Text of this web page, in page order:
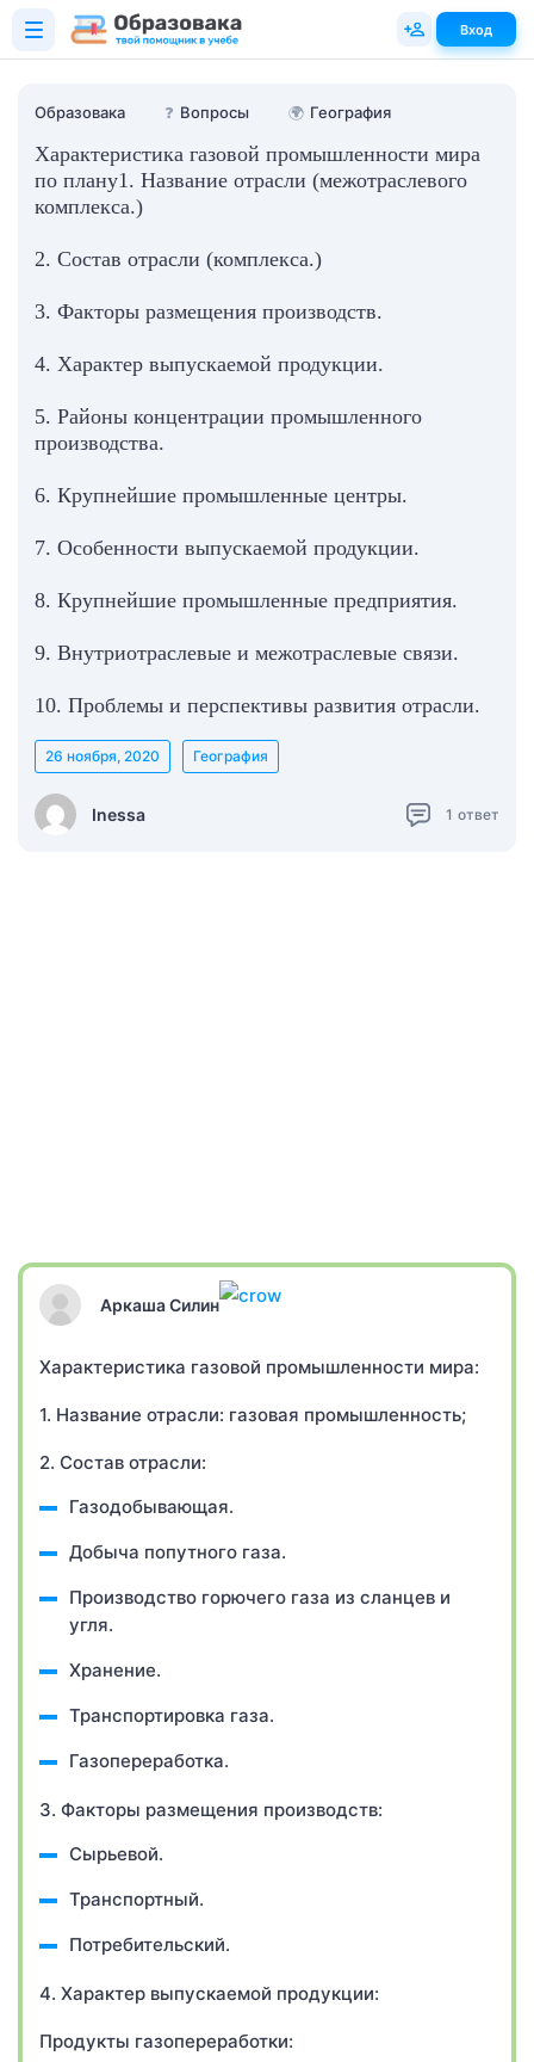
Образовака ❓ Вопросы 🌍 География
Характеристика газовой промышленности мира
по плану1. Название отрасли (межотраслевого
комплекса.)
2. Состав отрасли (комплекса.)
3. Факторы размещения производств.
4. Характер выпускаемой продукции.
5. Районы концентрации промышленного
производства.
6. Крупнейшие промышленные центры.
7. Особенности выпускаемой продукции.
8. Крупнейшие промышленные предприятия.
9. Внутриотраслевые и межотраслевые связи.
10. Проблемы и перспективы развития отрасли.
Inessa
26 ноября, 2020 География
1 ответ
Аркаша Силин
Характеристика газовой промышленности мира:
1. Название отрасли: газовая промышленность;
2. Состав отрасли:
Газодобывающая.
Добыча попутного газа.
Производство горючего газа из сланцев и
угля.
Хранение.
Транспортировка газа.
Газопереработка.
3. Факторы размещения производств:
Сырьевой.
Транспортный.
Потребительский.
4. Характер выпускаемой продукции:
Продукты газопереработки:
Вход